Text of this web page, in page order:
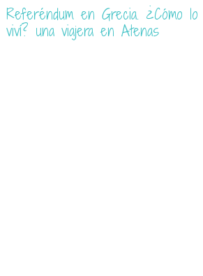
Referéndum en Grecia. ¿Cómo lo
viví? una viajera en Atenas